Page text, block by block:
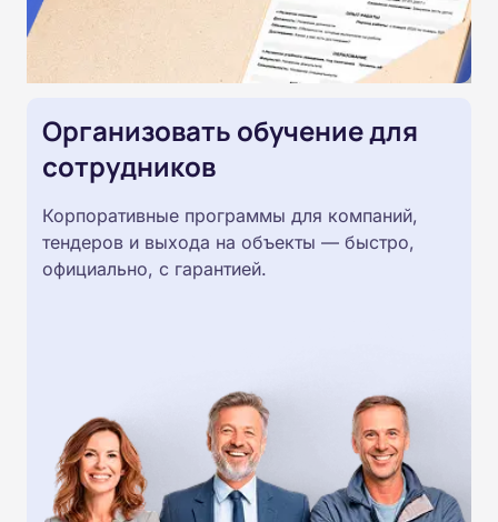
Организовать обучение для
сотрудников
Корпоративные программы для компаний,
тендеров и выхода на объекты — быстро,
официально, с гарантией.